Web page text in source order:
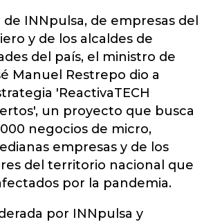
INNpulsa, de empresas del
y de los alcaldes de
del país, el ministro de
Manuel Restrepo dio a
'ReactivaTECH
un proyecto que busca
negocios de micro,
empresas y de los
del territorio nacional que
por la pandemia.
por INNpulsa y